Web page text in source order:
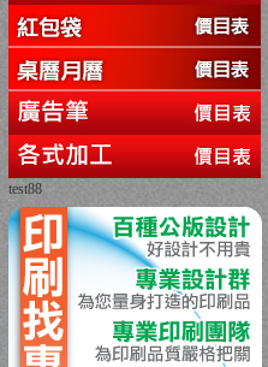
test88